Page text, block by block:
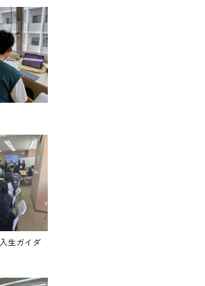
生ガイダ